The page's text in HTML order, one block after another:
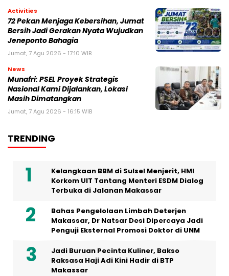
Activities
72 Pekan Menjaga Kebersihan, Jumat
Bersih Jadi Gerakan Nyata Wujudkan
Jeneponto Bahagia
Jumat, 7 Agu 2026 - 17:10 WIB
News
Munafri: PSEL Proyek Strategis
Nasional Kami Dijalankan, Lokasi
Masih Dimatangkan
Jumat, 7 Agu 2026 - 16:15 WIB
TRENDING
Kelangkaan BBM di Sulsel Menjerit, HMI
Korkom UIT Tantang Menteri ESDM Dialog
Terbuka di Jalanan Makassar
Bahas Pengelolaan Limbah Deterjen
Makassar, Dr Natsar Desi Dipercaya Jadi
Penguji Eksternal Promosi Doktor di UNM
Jadi Buruan Pecinta Kuliner, Bakso
Raksasa Haji Adi Kini Hadir di BTP
Makassar